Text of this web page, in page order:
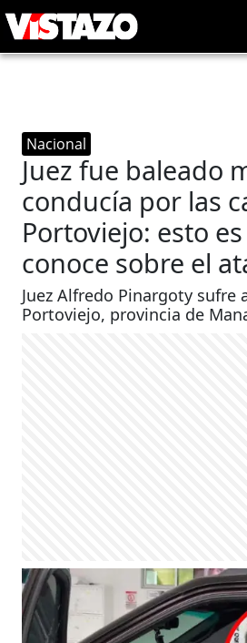
Nacional
Juez fue baleado
conducía por las
Portoviejo: esto
conoce sobre el
Juez Alfredo Pinargoty sufre
Portoviejo, provincia de